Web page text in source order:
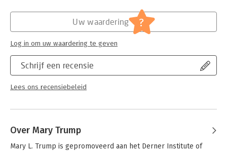
Literatuur en romans
Schrijf een recensie
Lees ons recensiebeleid
Uw waardering ?
Log in om uw waardering te geven
Over Mary Trump
Mary L. Trump is gepromoveerd aan het Derner Institute of